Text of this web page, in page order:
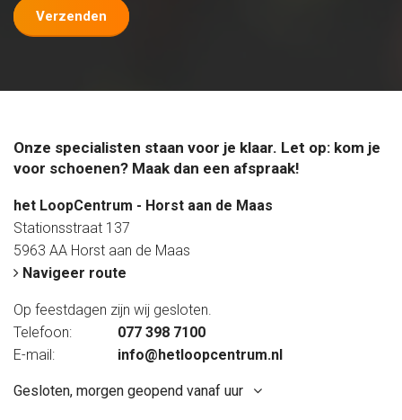
Verzenden
Onze specialisten staan voor je klaar. Let op: kom je
voor schoenen? Maak dan een afspraak!
het LoopCentrum - Horst aan de Maas
Stationsstraat 137
5963 AA Horst aan de Maas
Navigeer route
Op feestdagen zijn wij gesloten.
Telefoon:
077 398 7100
E-mail:
info@hetloopcentrum.nl
Gesloten, morgen geopend vanaf uur